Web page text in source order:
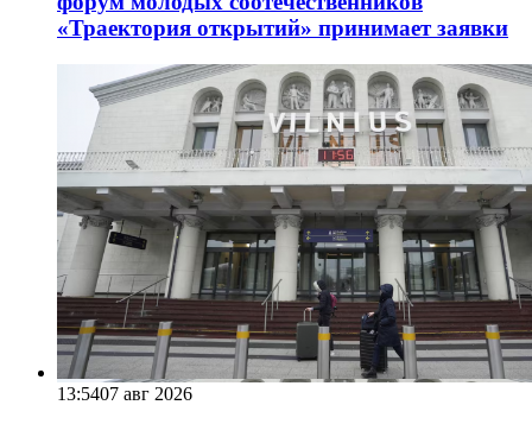
«Траектория открытий» принимает заявки
13:5407 авг 2026